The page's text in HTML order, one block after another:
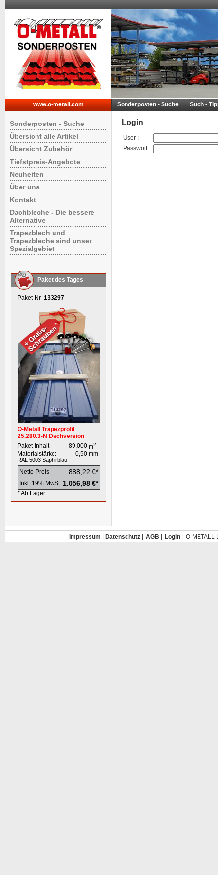
www.o-metall.com Sonderposten - Suche Such -
Sonderposten - Suche
Übersicht alle Artikel
Übersicht Zubehör
Tiefstpreis-Angebote
Neuheiten
Über uns
Kontakt
Dachbleche - Die bessere
Alternative
Trapezblech und
Trapezbleche sind unser
Spezialgebiet
Paket des Tages
Paket-Nr 133297
O-Metall Trapezprofil
25.280.3-N Dachversion
Paket-Inhalt
89,000 m2
Materialstärke: 0,50 mm
RAL 5003 Saphirblau
Netto-Preis 888,22 €*
Inkl. 19% MwSt. 1.056,98 €*
* Ab Lager
Login
User :
Passwort:
Impressum Datenschutz| AGB Login| O-METALL